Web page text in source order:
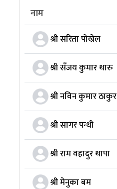
नाम
श्री सरिता पोख्रेल
श्री सँजय कुमार थारु
श्री नविन कुमार ठाकुर
श्री सागर पन्थी
श्री राम वहादुर थापा
श्री मेनुका बम